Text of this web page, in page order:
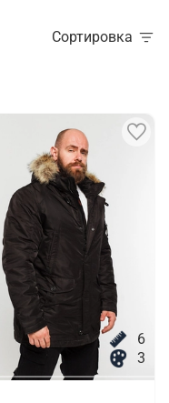
Сортировка
6
3